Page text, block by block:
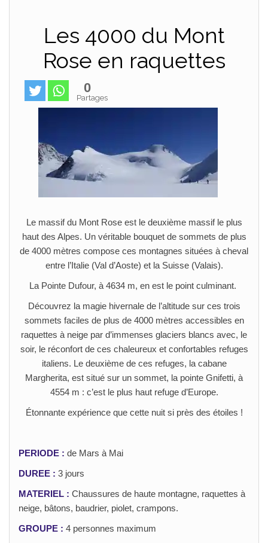
Les 4000 du Mont
Rose en raquettes
0
Partages
Le massif du Mont Rose est le deuxième massif le plus
haut des Alpes. Un véritable bouquet de sommets de plus
de 4000 mètres compose ces montagnes situées à cheval
entre l’Italie (Val d’Aoste) et la Suisse (Valais).
La Pointe Dufour, à 4634 m, en est le point culminant.
Découvrez la magie hivernale de l’altitude sur ces trois
sommets faciles de plus de 4000 mètres accessibles en
raquettes à neige par d’immenses glaciers blancs avec, le
soir, le réconfort de ces chaleureux et confortables refuges
italiens. Le deuxième de ces refuges, la cabane
Margherita, est situé sur un sommet, la pointe Gnifetti, à
4554 m : c’est le plus haut refuge d’Europe.
Étonnante expérience que cette nuit si près des étoiles !
PERIODE : de Mars à Mai
DUREE : 3 jours
MATERIEL : Chaussures de haute montagne, raquettes à
neige, bâtons, baudrier, piolet, crampons.
GROUPE : 4 personnes maximum